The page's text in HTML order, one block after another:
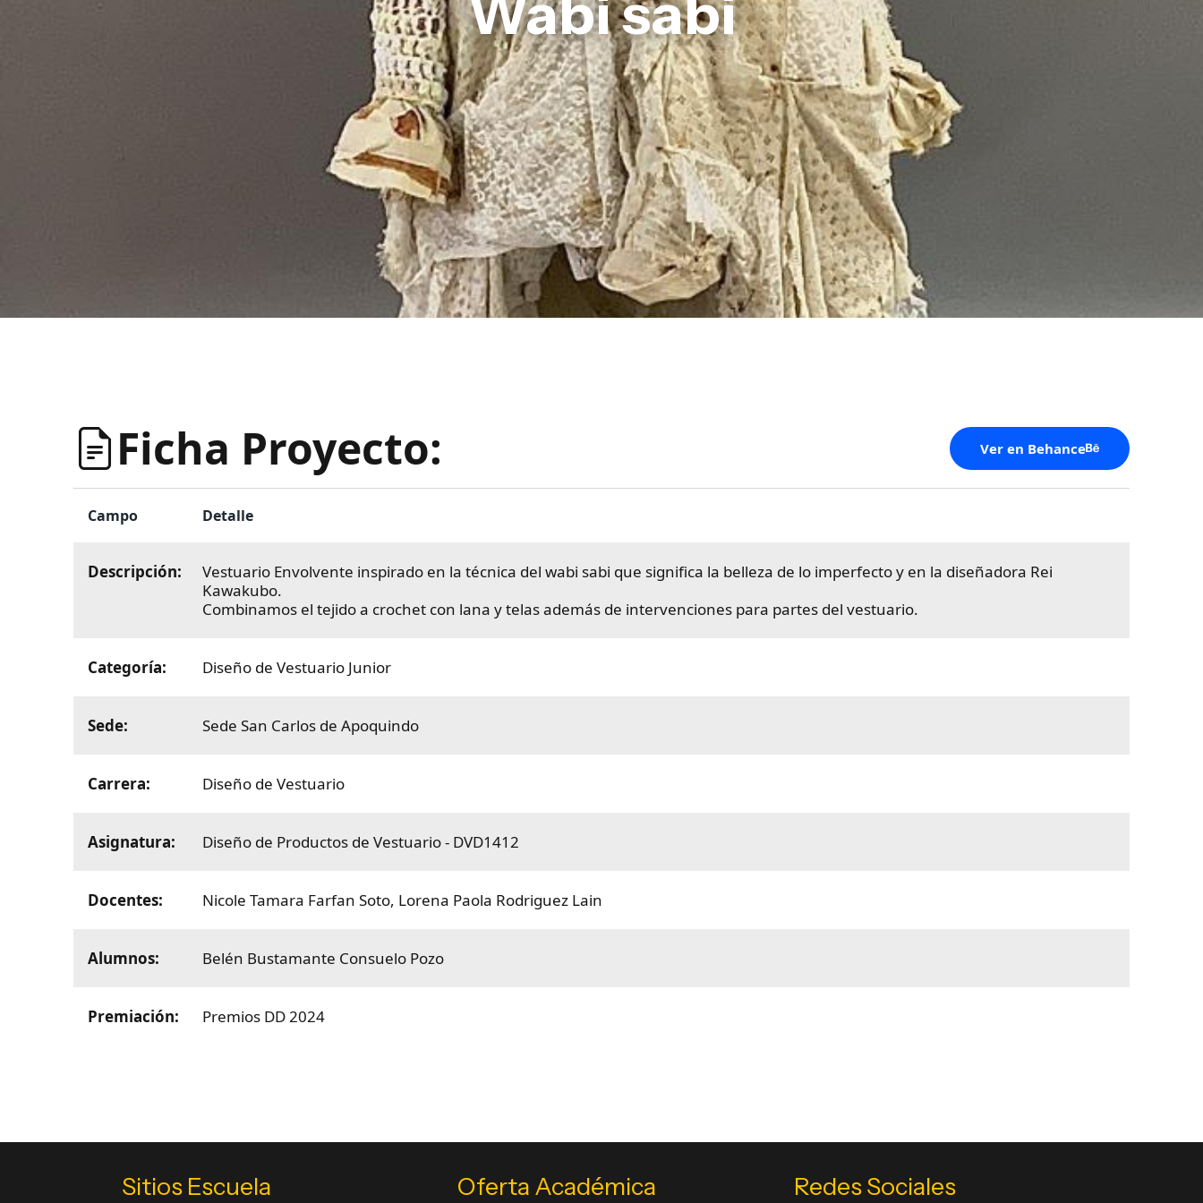
Ficha Proyecto: Ver en Behance
Campo Detalle
Descripción:
Vestuario Envolvente inspirado en la técnica del wabi sabi que significa la belleza de lo imperfecto y en la diseñadora Rei
Kawakubo.
Combinamos el tejido a crochet con lana y telas además de intervenciones para partes del vestuario.
Categoría: Diseño de Vestuario Junior
Sede: Sede San Carlos de Apoquindo
Carrera: Diseño de Vestuario
Asignatura: Diseño de Productos de Vestuario - DVD1412
Docentes: Nicole Tamara Farfan Soto, Lorena Paola Rodriguez Lain
Alumnos: Belén Bustamante Consuelo Pozo
Premiación: Premios DD 2024
Sitios Escuela Oferta Académica Redes Sociales